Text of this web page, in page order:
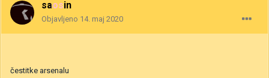
saosin
Objavljeno 14. maj 2020
čestitke arsenalu